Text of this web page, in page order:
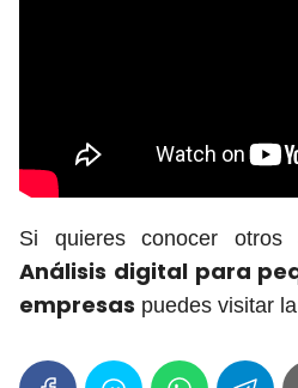
Si quieres conocer otros
Análisis digital para
empresas puedes visitar